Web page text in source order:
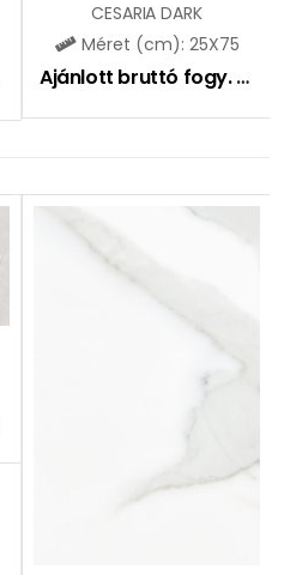
9490Ft
CESARIA DARK
Méret (cm): 25X75
Ajánlott bruttó fogy. ár: